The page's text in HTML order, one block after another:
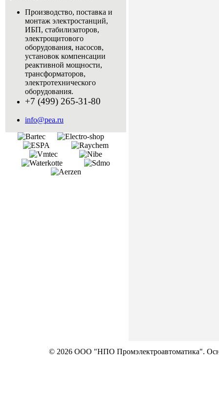
Производство, поставка и
монтаж электростанций,
ИБП, стабилизаторов,
электрощитового
оборудования, насосов,
установок компенсации
реактивной мощности,
трансформаторов,
электротехнического
оборудования.
+7 (499) 265-31-80
info@pea.ru
© 2026 ООО "НПО Промэлектроавтоматика".